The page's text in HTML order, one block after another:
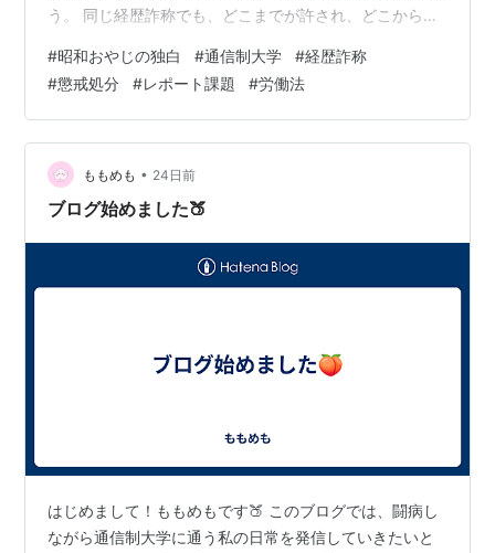
う。 同じ経歴詐称でも、どこまでが許され、どこからが
て眺めるのがいちばん手っ取り早いだろう。 そしてこの
判例を基にした考察を、このレポート第四課題の結論に
持っていきたい。 スーパーバッグ事件というのはコンビ
ニ袋を使った完全犯罪かと思ったが、社名だった。 この
事件の核心は、詐称そのものが採用の前提を根本から揺
るがしていたという点に尽…
#昭和おやじの独白 #通信制大学 #経歴詐称
#懲戒処分 #レポート課題 #労働法
ももめも • 24日前
ブログ始めました🍑
はじめまして！ももめもです🍑 このブログでは、闘病し
ながら通信制大学に通う私の日常を発信していきたいと